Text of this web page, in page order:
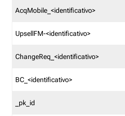
AcqMobile_<identificativo>
UpsellFM-<identificativo>
ChangeReq_<identificativo>
BC_<identificativo>
_pk_id